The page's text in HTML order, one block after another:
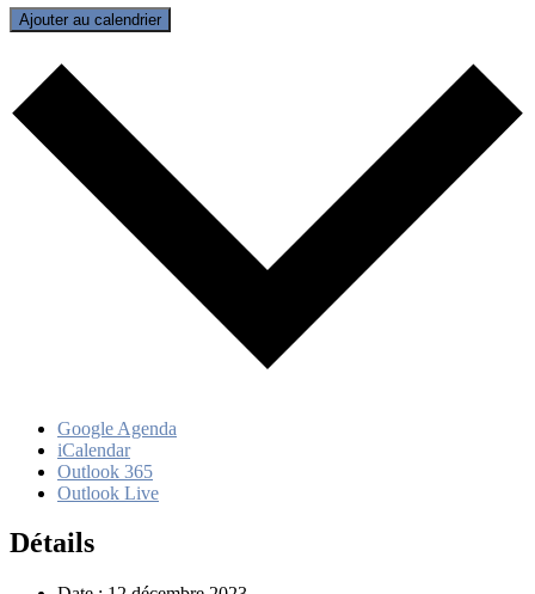
Ajouter au calendrier
Google Agenda
iCalendar
Outlook 365
Outlook Live
Détails